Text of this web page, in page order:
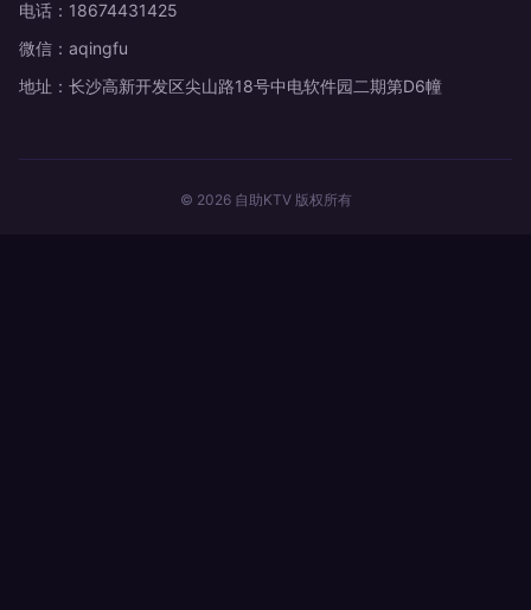
电话：18674431425
微信：aqingfu
地址：长沙高新开发区尖山路18号中电软件园二期第D6幢
© 2026 自助KTV 版权所有